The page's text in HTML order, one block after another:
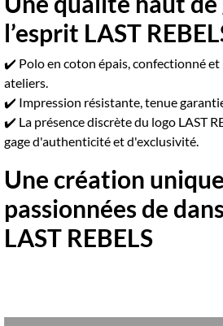
l’esprit LAST
✔️ Polo en coton épais, confectionné et
ateliers.
✔️ Impression résistante, tenue
✔️ La présence discrète du logo LAST
gage d'authenticité et d'exclusivité.
Une création
passionnées de
LAST REBELS